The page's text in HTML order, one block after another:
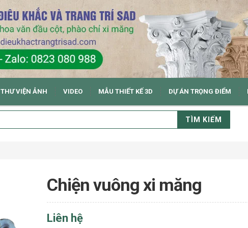
THƯ VIỆN ẢNH VIDEO MẪU THIẾT KẾ 3D DỰ ÁN TRỌNG ĐIỂM
TÌM KIẾM
Chiện vuông xi măng
Liên hệ